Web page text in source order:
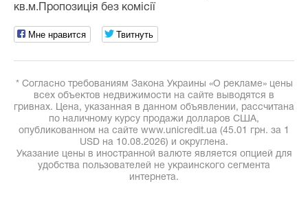
кв.м.Пропозиція без комісії
Мне нравится Твитнуть
* Согласно требованиям Закона Украины «О рекламе» цены
всех объектов недвижимости на сайте выводятся в
гривнах. Цена, указанная в данном объявлении, рассчитана
по наличному курсу продажи долларов США,
опубликованном на сайте www.unicredit.ua (45.01 грн. за 1
USD на 10.08.2026) и округлена.
Указание цены в иностранной валюте является опцией для
удобства пользователей не украинского сегмента
интернета.